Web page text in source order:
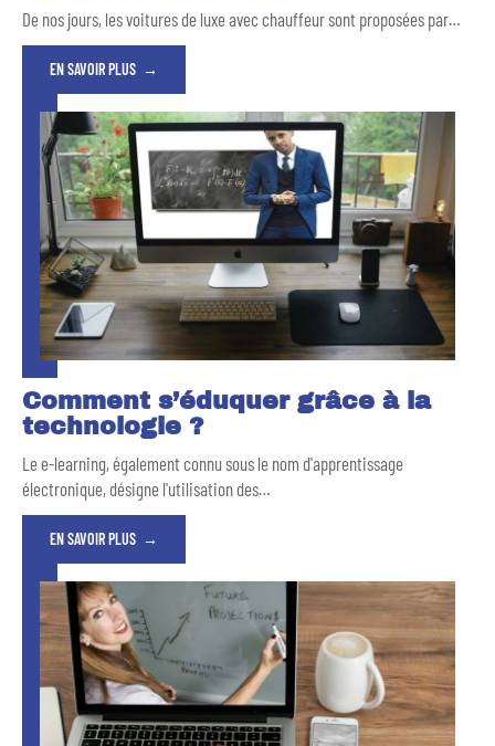
De nos jours, les voitures de luxe avec chauffeur sont proposées par…
EN SAVOIR PLUS
Comment s’éduquer grâce à la
technologie ?
Le e-learning, également connu sous le nom d'apprentissage
électronique, désigne l'utilisation des…
EN SAVOIR PLUS